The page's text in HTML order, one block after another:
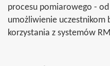
procesu pomiarowego -
umożliwienie uczestnikom
korzystania z systemów